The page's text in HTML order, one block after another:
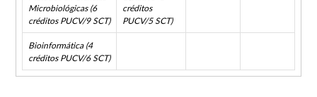
Microbiológicas (6
créditos PUCV/9 SCT)
créditos
PUCV/5 SCT)
Bioinformática (4
créditos PUCV/6 SCT)